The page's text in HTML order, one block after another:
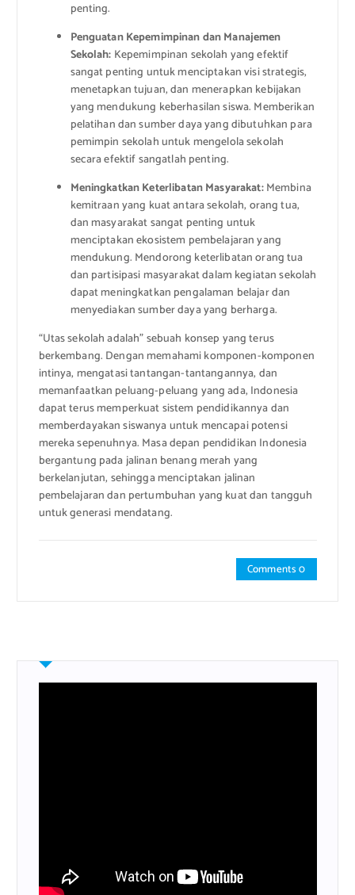
penting.
Penguatan Kepemimpinan dan Manajemen
Sekolah: Kepemimpinan sekolah yang efektif
sangat penting untuk menciptakan visi strategis,
menetapkan tujuan, dan menerapkan kebijakan
yang mendukung keberhasilan siswa. Memberikan
pelatihan dan sumber daya yang dibutuhkan para
pemimpin sekolah untuk mengelola sekolah
secara efektif sangatlah penting.
Meningkatkan Keterlibatan Masyarakat:Membina
kemitraan yang kuat antara sekolah, orang tua,
dan masyarakat sangat penting untuk
menciptakan ekosistem pembelajaran yang
mendukung. Mendorong keterlibatan orang tua
dan partisipasi masyarakat dalam kegiatan sekolah
dapat meningkatkan pengalaman belajar dan
menyediakan sumber daya yang berharga.
“Utas sekolah adalah” sebuah konsep yang terus
berkembang. Dengan memahami komponen-komponen
intinya, mengatasi tantangan-tantangannya, dan
memanfaatkan peluang-peluang yang ada, Indonesia
dapat terus memperkuat sistem pendidikannya dan
memberdayakan siswanya untuk mencapai potensi
mereka sepenuhnya. Masa depan pendidikan Indonesia
bergantung pada jalinan benang merah yang
berkelanjutan, sehingga menciptakan jalinan
pembelajaran dan pertumbuhan yang kuat dan tangguh
untuk generasi mendatang.
Comments 0